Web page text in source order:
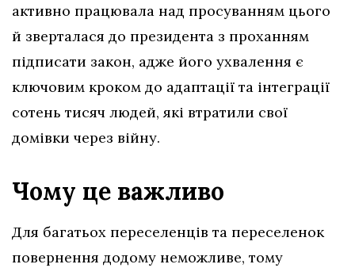
активно працювала над просуванням цього
й зверталася до президента з проханням
підписати закон, адже його ухвалення є
ключовим кроком до адаптації та інтеграції
сотень тисяч людей, які втратили свої
домівки через війну.
Чому це важливо
Для багатьох переселенців та переселенок
повернення додому неможливе, тому